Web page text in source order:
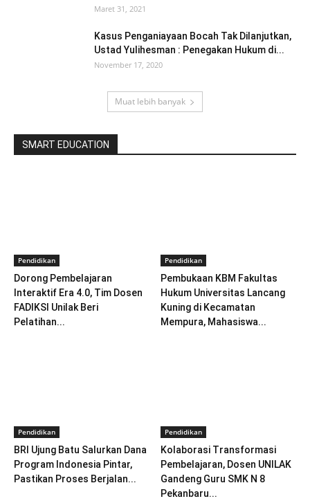
Maret 31, 2021
Kasus Penganiayaan Bocah Tak Dilanjutkan,
Ustad Yulihesman : Penegakan Hukum di...
November 17, 2020
Muat lebih banyak
SMART EDUCATION
Pendidikan
Dorong Pembelajaran
Interaktif Era 4.0, Tim Dosen
FADIKSI Unilak Beri
Pelatihan...
Pendidikan
Pembukaan KBM Fakultas
Hukum Universitas Lancang
Kuning di Kecamatan
Mempura, Mahasiswa...
Pendidikan
BRI Ujung Batu Salurkan Dana
Program Indonesia Pintar,
Pastikan Proses Berjalan...
Pendidikan
Kolaborasi Transformasi
Pembelajaran, Dosen UNILAK
Gandeng Guru SMK N 8
Pekanbaru...